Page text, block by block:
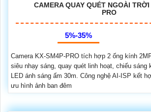
CAMERA QUAY QUÉT NGOÀI
PRO
5%-35%
Camera KX-SM4P-PRO tích hợp 2 ống kính
siêu nhạy sáng, quay quét linh hoạt, chiếu sáng
LED ánh sáng ấm 30m. Công nghệ AI-ISP kết
ưu hình ảnh ban đêm